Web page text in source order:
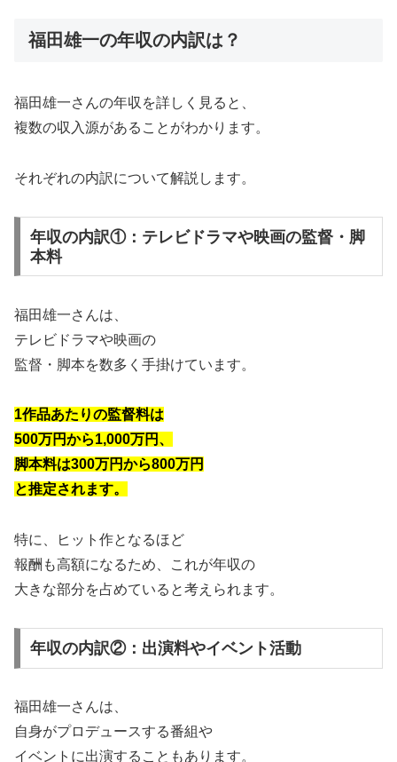
福田雄一の年収の内訳は？
福田雄一さんの年収を詳しく見ると、
複数の収入源があることがわかります。
それぞれの内訳について解説します。
年収の内訳①：テレビドラマや映画の監督・脚
本料
福田雄一さんは、
テレビドラマや映画の
監督・脚本を数多く手掛けています。
1作品あたりの監督料は
500万円から1,000万円、
脚本料は300万円から800万円
と推定されます。
特に、ヒット作となるほど
報酬も高額になるため、これが年収の
大きな部分を占めていると考えられます。
年収の内訳②：出演料やイベント活動
福田雄一さんは、
自身がプロデュースする番組や
イベントに出演することもあります。